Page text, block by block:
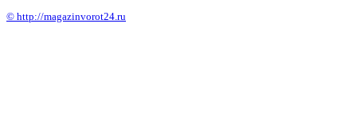
© http://magazinvorot24.ru